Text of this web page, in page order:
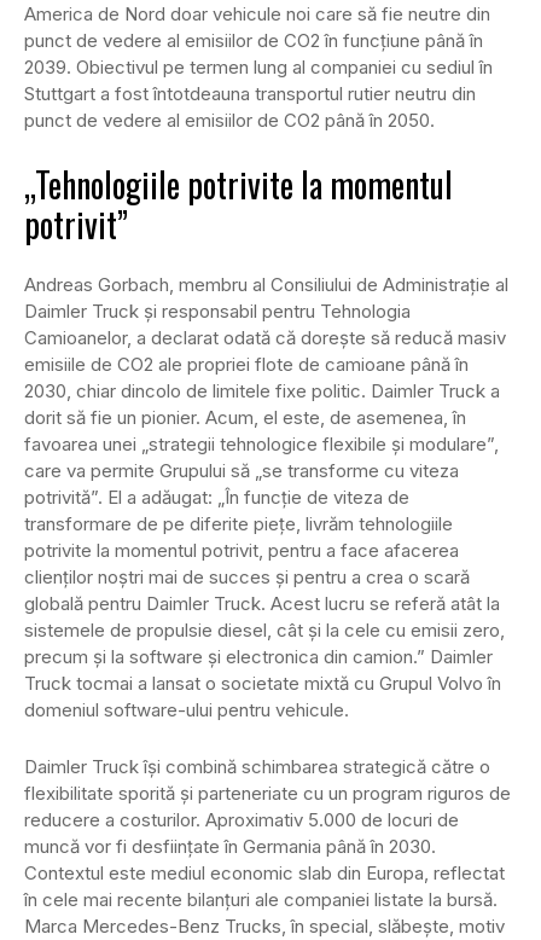
America de Nord doar vehicule noi care să fie neutre din
punct de vedere al emisiilor de CO2 în funcțiune până în
2039. Obiectivul pe termen lung al companiei cu sediul în
Stuttgart a fost întotdeauna transportul rutier neutru din
punct de vedere al emisiilor de CO2 până în 2050.
„Tehnologiile potrivite la momentul
potrivit”
Andreas Gorbach, membru al Consiliului de Administrație al
Daimler Truck și responsabil pentru Tehnologia
Camioanelor, a declarat odată că dorește să reducă masiv
emisiile de CO2 ale propriei flote de camioane până în
2030, chiar dincolo de limitele fixe politic. Daimler Truck a
dorit să fie un pionier. Acum, el este, de asemenea, în
favoarea unei „strategii tehnologice flexibile și modulare”,
care va permite Grupului să „se transforme cu viteza
potrivită”. El a adăugat: „În funcție de viteza de
transformare de pe diferite piețe, livrăm tehnologiile
potrivite la momentul potrivit, pentru a face afacerea
clienților noștri mai de succes și pentru a crea o scară
globală pentru Daimler Truck. Acest lucru se referă atât la
sistemele de propulsie diesel, cât și la cele cu emisii zero,
precum și la software și electronica din camion.” Daimler
Truck tocmai a lansat o societate mixtă cu Grupul Volvo în
domeniul software-ului pentru vehicule.
Daimler Truck își combină schimbarea strategică către o
flexibilitate sporită și parteneriate cu un program riguros de
reducere a costurilor. Aproximativ 5.000 de locuri de
muncă vor fi desființate în Germania până în 2030.
Contextul este mediul economic slab din Europa, reflectat
în cele mai recente bilanțuri ale companiei listate la bursă.
Marca Mercedes-Benz Trucks, în special, slăbește, motiv